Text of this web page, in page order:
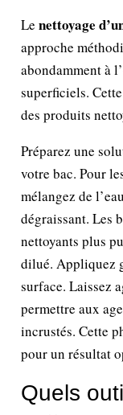
Lenettoyage
approche
abondamment à
superficiels.
des produits
Préparez une
votre bac. Pour
mélangez de
dégraissant. Les
nettoyants plus
dilué. Appliquez
surface. Laissez
permettre aux
incrustés. Cette
pour un résultat
Quels